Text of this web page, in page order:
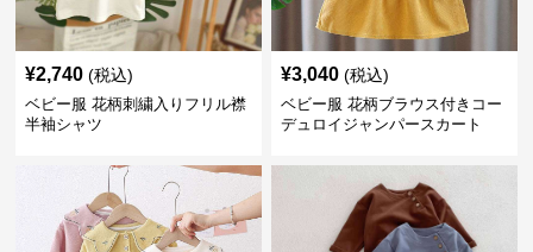
¥2,740 (税込)
ベビー服 花柄刺繍入りフリル襟
半袖シャツ
¥3,040 (税込)
ベビー服 花柄ブラウス付きコー
デュロイジャンパースカート